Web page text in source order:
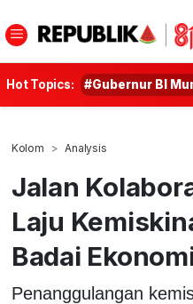
Hot Topics: #Gubernur BI
Kolom Analysis
Jalan
Laju
Badai
Penanggulangan